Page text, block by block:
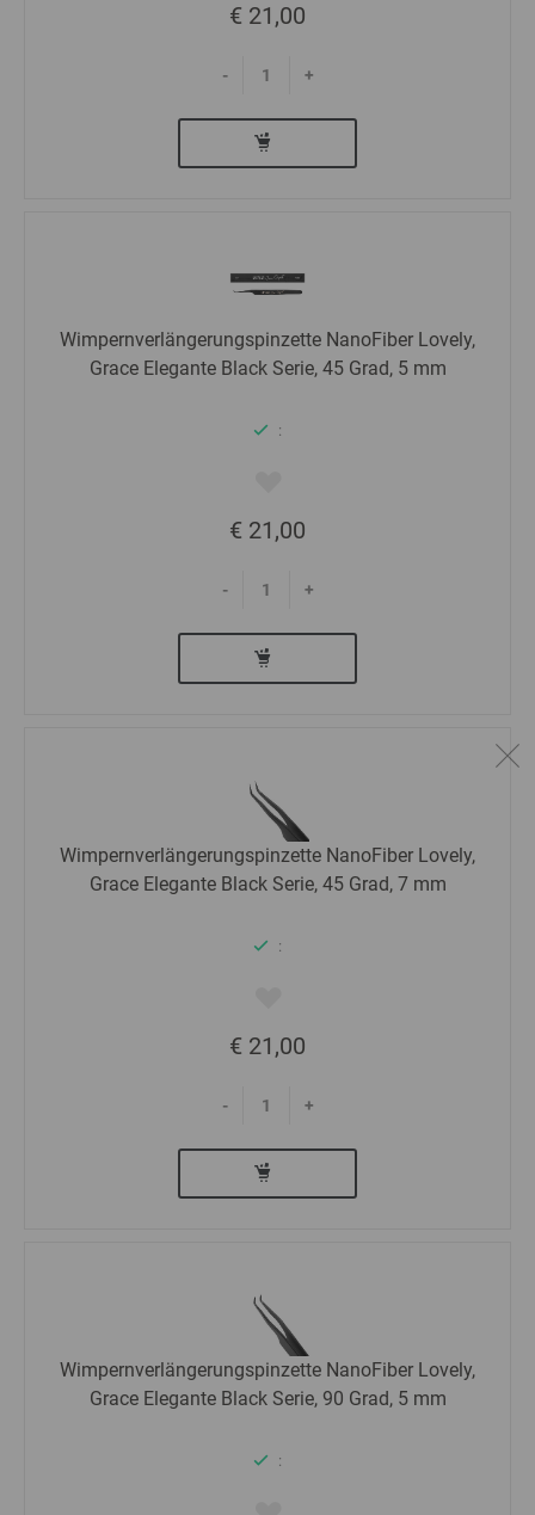
€ 21,00
- +
Wimpernverlängerungspinzette NanoFiber Lovely,
Grace Elegante Black Serie, 45 Grad, 5 mm
:
€ 21,00
- +
Wimpernverlängerungspinzette NanoFiber Lovely,
Grace Elegante Black Serie, 45 Grad, 7 mm
:
€ 21,00
- +
Wimpernverlängerungspinzette NanoFiber Lovely,
Grace Elegante Black Serie, 90 Grad, 5 mm
: